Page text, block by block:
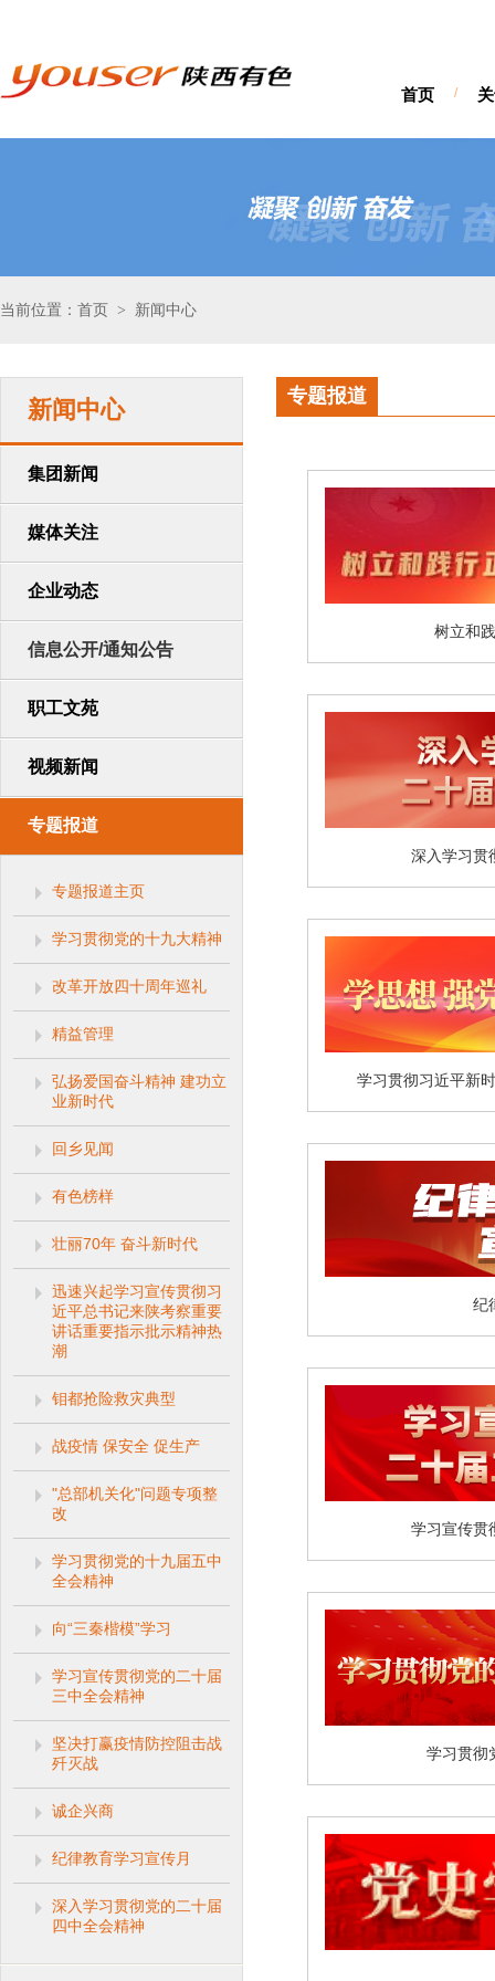
首页 /
当前位置：首页 > 新闻中心
新闻中心
集团新闻
媒体关注
企业动态
信息公开/通知公告
职工文苑
视频新闻
专题报道
专题报道主页
学习贯彻党的十九大精神
改革开放四十周年巡礼
精益管理
弘扬爱国奋斗精神 建功立
业新时代
回乡见闻
有色榜样
壮丽70年 奋斗新时代
迅速兴起学习宣传贯彻习
近平总书记来陕考察重要
讲话重要指示批示精神热
潮
钼都抢险救灾典型
战疫情 保安全 促生产
"总部机关化"问题专项整
改
学习贯彻党的十九届五中
全会精神
向“三秦楷模”学习
学习宣传贯彻党的二十届
三中全会精神
坚决打赢疫情防控阻击战
歼灭战
诚企兴商
纪律教育学习宣传月
深入学习贯彻党的二十届
四中全会精神
专题报道
树立和
深入学习贯
学习贯彻习近平新
纪
学习宣传贯
学习贯彻